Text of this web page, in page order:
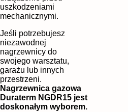
uszkodzeniami
mechanicznymi.
Jeśli potrzebujesz
niezawodnej
nagrzewnicy do
swojego warsztatu,
garażu lub innych
przestrzeni.
Nagrzewnica gazowa
Duraterm NGDR15 jest
doskonałym wyborem.